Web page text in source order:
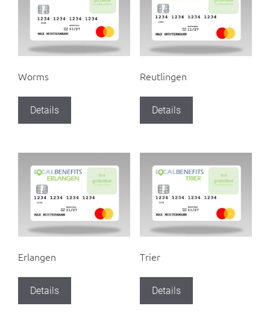
Worms
Details
Reutlingen
Details
Erlangen
Details
Trier
Details